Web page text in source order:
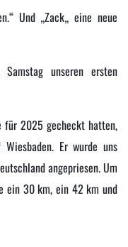
Und „Zack„ eine neue
unseren ersten
für 2025 gecheckt hatten,
Er wurde uns
angepriesen. Um
ein 30 km, ein 42 km und